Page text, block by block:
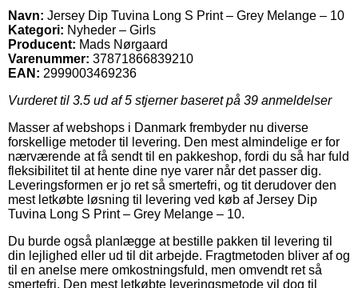
Navn: Jersey Dip Tuvina Long S Print – Grey Melange – 10
Kategori: Nyheder – Girls
Producent: Mads Nørgaard
Varenummer: 37871866839210
EAN: 2999003469236
Vurderet til 3.5 ud af 5 stjerner baseret på 39 anmeldelser
Masser af webshops i Danmark frembyder nu diverse
forskellige metoder til levering. Den mest almindelige er for
nærværende at få sendt til en pakkeshop, fordi du så har fuld
fleksibilitet til at hente dine nye varer når det passer dig.
Leveringsformen er jo ret så smertefri, og tit derudover den
mest letkøbte løsning til levering ved køb af Jersey Dip
Tuvina Long S Print – Grey Melange – 10.
Du burde også planlægge at bestille pakken til levering til
din lejlighed eller ud til dit arbejde. Fragtmetoden bliver af og
til en anelse mere omkostningsfuld, men omvendt ret så
smertefri. Den mest letkøbte leveringsmetode vil dog til